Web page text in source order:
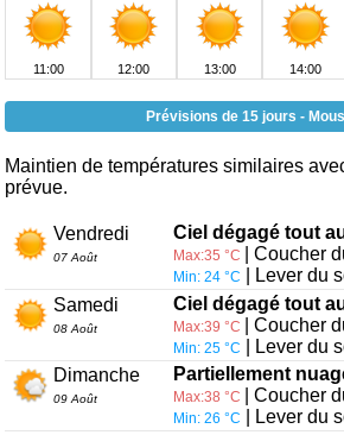
11:00 12:00 13:00 14:00
Prévisions de 15 jours -
Maintien de températures similaires
prévue.
Vendredi
07 Août
Ciel dégagé tout
Max:35 °C | Coucher
Min: 24 °C
| Lever du
Samedi
08 Août
Ciel dégagé tout
Max:39 °C | Coucher
Min: 25 °C
| Lever du
Dimanche
09 Août
Partiellement
Max:38 °C | Coucher
Min: 26 °C
| Lever du